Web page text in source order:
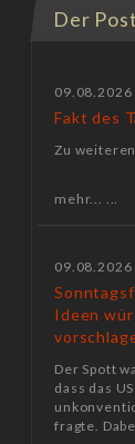
Der
Fakt des
Zu
mehr... ...
Ideen
Der Spott
dass das
fragte.